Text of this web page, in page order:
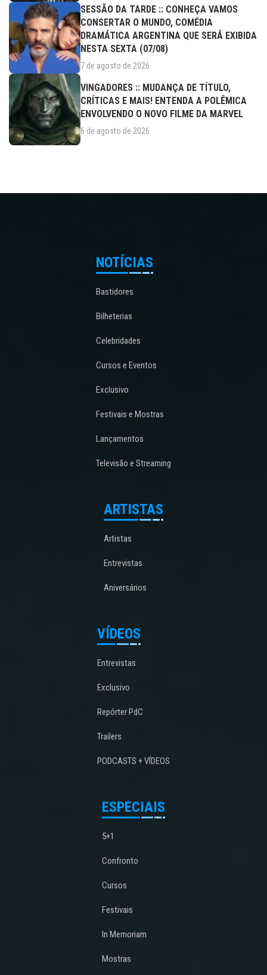
SESSÃO DA TARDE :: CONHEÇA VAMOS
CONSERTAR O MUNDO, COMÉDIA
DRAMÁTICA ARGENTINA QUE SERÁ EXIBIDA
NESTA SEXTA (07/08)
7 de agosto de 2026
VINGADORES :: MUDANÇA DE TÍTULO,
CRÍTICAS E MAIS! ENTENDA A POLÊMICA
ENVOLVENDO O NOVO FILME DA MARVEL
6 de agosto de 2026
NOTÍCIAS
Bastidores
Bilheterias
Celebridades
Cursos e Eventos
Exclusivo
Festivais e Mostras
Lançamentos
Televisão e Streaming
ARTISTAS
Artistas
Entrevistas
Aniversários
VÍDEOS
Entrevistas
Exclusivo
Repórter PdC
Trailers
PODCASTS + VÍDEOS
ESPECIAIS
5+1
Confronto
Cursos
Festivais
In Memoriam
Mostras